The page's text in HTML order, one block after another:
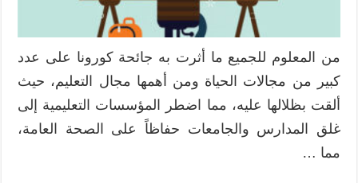
من المعلوم للجميع ما أثرت به جائحة كورونا على عدد
كبير من مجالات الحياة ومن أهمها مجال التعليم، حيث
ألقت بظلالها عليه، مما اضطر المؤسسات التعليمية إلى
غلق المدارس والجامعات حفاظاً على الصحة العامة،
مما …